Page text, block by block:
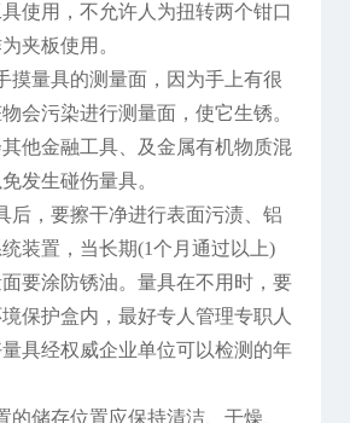
使用，不允许人为扭转两个钳口
夹板使用。
摸量具的测量面，因为手上有很
会污染进行测量面，使它生锈。
他金融工具、及金属有机物质混
发生碰伤量具。
后，要擦干净进行表面污渍、铝
装置，当长期(1个月通过以上)
要涂防锈油。量具在不用时，要
保护盒内，最好专人管理专职人
具经权威企业单位可以检测的年
的储存位置应保持清洁、干燥、